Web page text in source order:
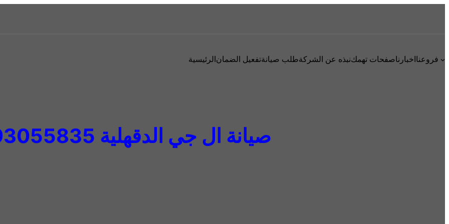
الرئيسيةتفعيل الضمانطلب صيانةنبذه عن الشركةصفحات تهمكاخبارنافروعنا
صيانة ال جي الدقهلية 01093055835